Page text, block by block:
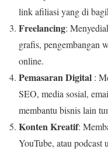
link afiliasi yang di
Freelancing:
grafis, pengembangan
online.
Pemasaran Digital :
SEO, media sosial,
membantu bisnis lain
Konten Kreatif:
YouTube, atau podcast